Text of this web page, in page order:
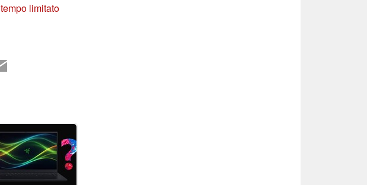
tempo limitato